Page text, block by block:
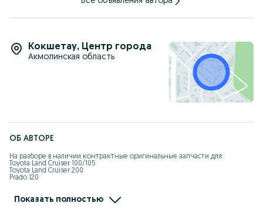
Кокшетау, Центр города
Акмолинская область
ОБ АВТОРЕ
На разборе в наличии контрактные оригинальные запчасти для:
Toyota Land Cruiser 100/105
Toyota Land Cruiser 200
Prado 120
Lexus GX 470
Показать полностью